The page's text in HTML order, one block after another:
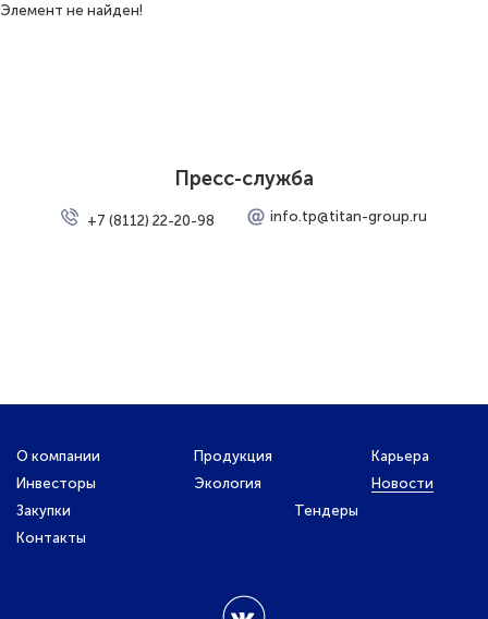
Новости
Закупки
Тендеры
Элемент не найден!
Пресс-служба
+7 (8112) 22-20-98 info.tp@titan-group.ru
О компании Продукция
Карьера
Инвесторы
Экология
Новости
Закупки
Тендеры
Контакты